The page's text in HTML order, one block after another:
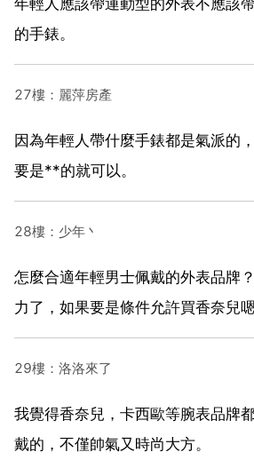
的手錶。
27樓：麗萍房產
因為年輕人帶什麼手錶都是氣派的
要是**的就可以。
28樓：少年丶
怎麼合適年輕男士佩戴的外表品牌
力了，如果要是條件允許買香奈兒
29樓：洛洛來了
我覺得香奈兒，卡西歐等腕表品牌
戴的，不僅帥氣又時尚大方。